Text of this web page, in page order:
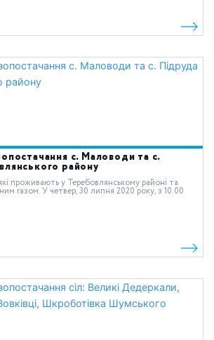
с. Маловоди та с.
району
проживають у Теребовлянському районі та
газом. У четвер, 30 липня 2020 року, з 10.00